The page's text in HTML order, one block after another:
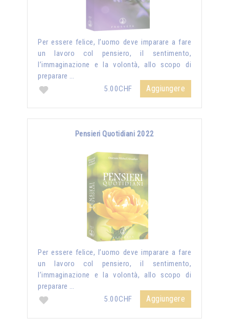
Per essere felice, l’uomo deve imparare a fare
un lavoro col pensiero, il sentimento,
l’immaginazione e la volontà, allo scopo di
preparare …
5.00CHF
Aggiungere
Pensieri Quotidiani 2022
Per essere felice, l’uomo deve imparare a fare
un lavoro col pensiero, il sentimento,
l’immaginazione e la volontà, allo scopo di
preparare …
5.00CHF
Aggiungere